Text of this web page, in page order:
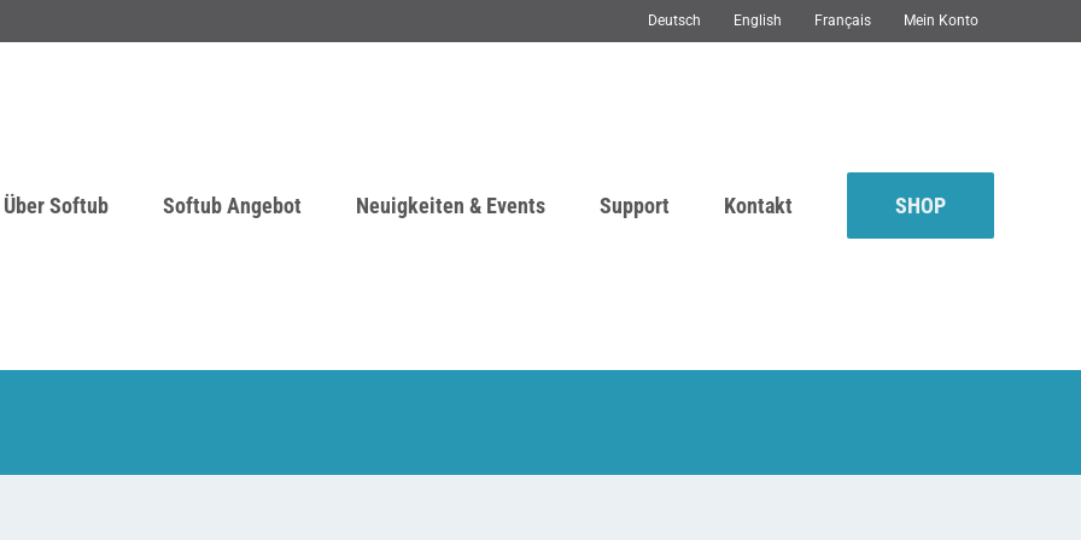
Deutsch English Français Mein Konto
Über Softub Softub Angebot Neuigkeiten & Events Support Kontakt SHOP